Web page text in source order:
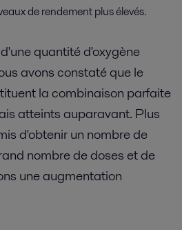
de rendement plus élevés.
quantité d'oxygène
avons constaté que le
la combinaison parfaite
atteints auparavant. Plus
d'obtenir un nombre de
nombre de doses et de
une augmentation